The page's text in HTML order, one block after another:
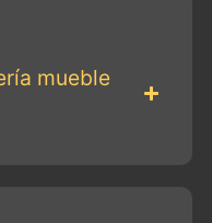
mueble